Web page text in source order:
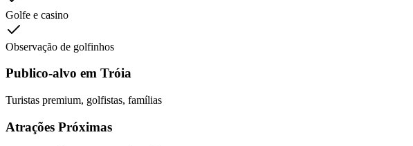
Golfe e casino
Observação de golfinhos
Publico-alvo em Tróia
Turistas premium, golfistas, famílias
Atrações Próximas